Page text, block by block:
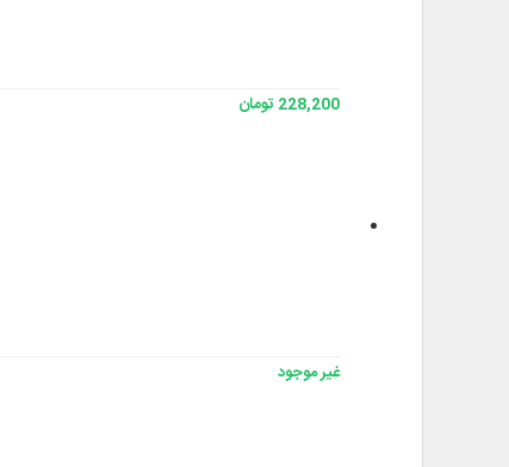
228,200 تومان
غير موجود